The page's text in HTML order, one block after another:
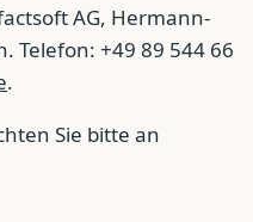
AG, Hermann-
Telefon: +49 89 544 66
.
Sie bitte an